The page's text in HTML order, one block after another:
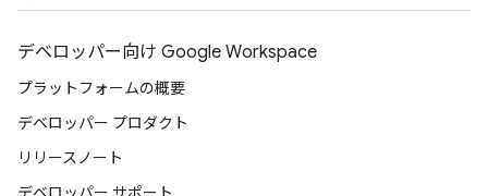
デベロッパー向け Google Workspace
プラットフォームの概要
デベロッパー プロダクト
リリースノート